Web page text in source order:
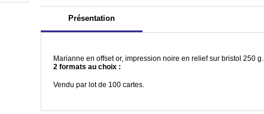
Présentation
Marianne en offset or, impression noire en relief sur bristol 250 g.
2 formats au choix :
Vendu par lot de 100 cartes.